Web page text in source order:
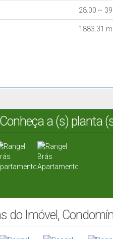
28.00 ~ 39
1883.31
a (s) planta
do Imóvel,